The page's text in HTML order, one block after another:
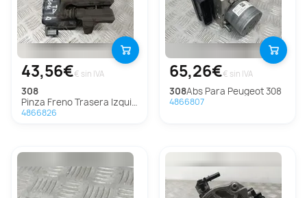
43,56€€ sin IVA
308
Pinza Freno Trasera Izquierda Para Peugeot 308
4866826
65,26€€ sin IVA
308 Abs Para Peugeot 308
4866807